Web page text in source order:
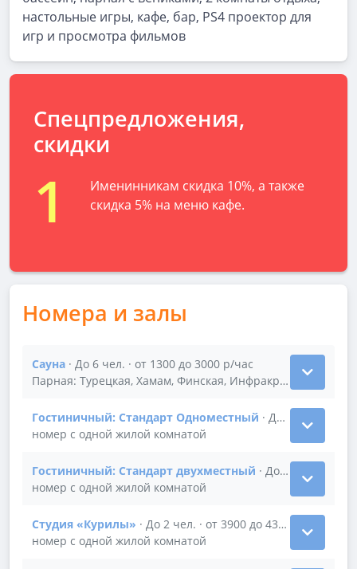
настольные игры, кафе, бар, PS4 проектор для
игр и просмотра фильмов
Спецпредложения,
скидки
1
Именинникам скидка 10%, а также
скидка 5% на меню кафе.
Номера и залы
Сауна · До 6 чел. · от 1300 до 3000 р/час
Парная: Турецкая, Хамам, Финская, Инфракрасная · Две
Показать подробности зала Сауна
Гостиничный: Стандарт Одноместный · До 2 чел. ·
номер с одной жилой комнатой
Показать подробности зала Гостиничный:
Гостиничный: Стандарт двухместный · До 2 чел. · от
номер с одной жилой комнатой
Показать подробности зала Гостиничный:
Студия «Курилы» · До 2 чел. · от 3900 до 4300 р/час
номер с одной жилой комнатой
Показать подробности зала Студия «Курилы»